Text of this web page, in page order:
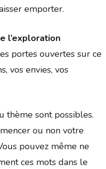
emporter.
l’exploration
portes ouvertes sur ce
vos envies, vos
thème sont possibles.
ou non votre
pouvez même ne
ces mots dans le